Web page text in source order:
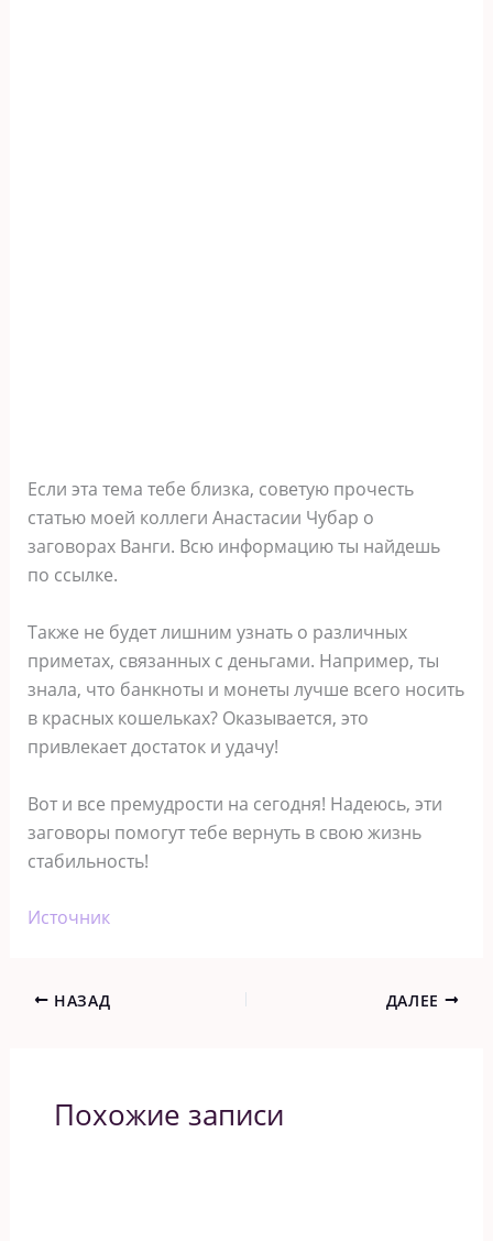
Если эта тема тебе близка, советую прочесть
статью моей коллеги Анастасии Чубар о
заговорах Ванги. Всю информацию ты найдешь
по ссылке.
Также не будет лишним узнать о различных
приметах, связанных с деньгами. Например, ты
знала, что банкноты и монеты лучше всего носить
в красных кошельках? Оказывается, это
привлекает достаток и удачу!
Вот и все премудрости на сегодня! Надеюсь, эти
заговоры помогут тебе вернуть в свою жизнь
стабильность!
Источник
НАЗАД ДАЛЕЕ
Похожие записи